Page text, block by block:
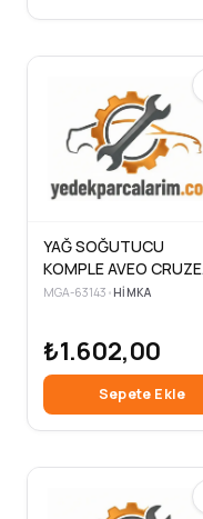
YAĞ SOĞUTUCU
KOMPLE AVEO CRUZE
ASTRA H ASTRA J
MGA-63143 •HIMKA
₺1.602,00
Sepete Ekle